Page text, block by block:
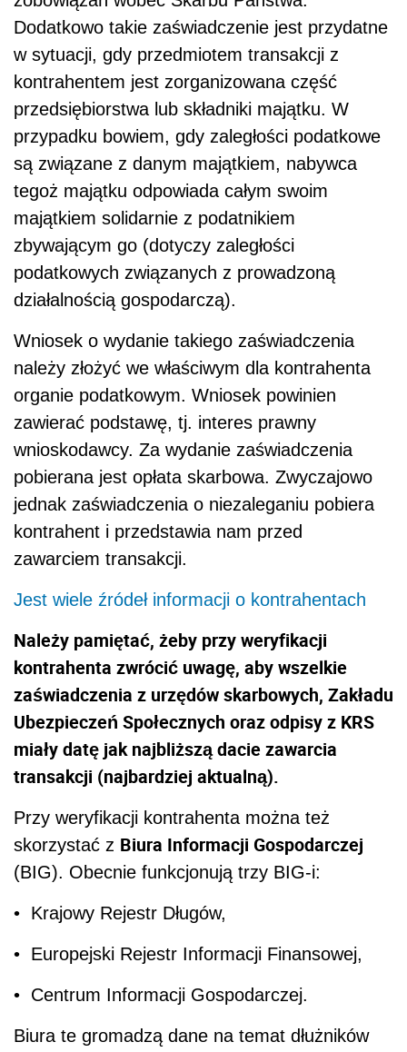
Dodatkowo takie zaświadczenie jest przydatne
w sytuacji, gdy przedmiotem transakcji z
kontrahentem jest zorganizowana część
przedsiębiorstwa lub składniki majątku. W
przypadku bowiem, gdy zaległości podatkowe
są związane z danym majątkiem, nabywca
tegoż majątku odpowiada całym swoim
majątkiem solidarnie z podatnikiem
zbywającym go (dotyczy zaległości
podatkowych związanych z prowadzoną
działalnością gospodarczą).
Wniosek o wydanie takiego zaświadczenia
należy złożyć we właściwym dla kontrahenta
organie podatkowym. Wniosek powinien
zawierać podstawę, tj. interes prawny
wnioskodawcy. Za wydanie zaświadczenia
pobierana jest opłata skarbowa. Zwyczajowo
jednak zaświadczenia o niezaleganiu pobiera
kontrahent i przedstawia nam przed
zawarciem transakcji.
Jest wiele źródeł informacji o kontrahentach
Należy pamiętać, żeby przy weryfikacji
kontrahenta zwrócić uwagę, aby wszelkie
zaświadczenia z urzędów skarbowych, Zakładu
Ubezpieczeń Społecznych oraz odpisy z KRS
miały datę jak najbliższą dacie zawarcia
transakcji (najbardziej aktualną).
Przy weryfikacji kontrahenta można też
skorzystać z Biura Informacji Gospodarczej
(BIG). Obecnie funkcjonują trzy BIG-i:
• Krajowy Rejestr Długów,
• Europejski Rejestr Informacji Finansowej,
• Centrum Informacji Gospodarczej.
Biura te gromadzą dane na temat dłużników